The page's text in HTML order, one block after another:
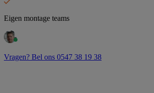
Eigen montage teams
Vragen? Bel ons 0547 38 19 38